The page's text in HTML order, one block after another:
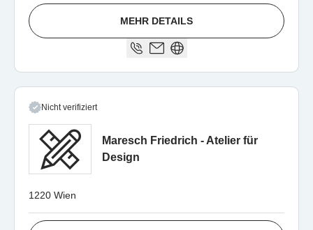
MEHR DETAILS
Nicht verifiziert
Maresch Friedrich - Atelier für
Design
1220 Wien